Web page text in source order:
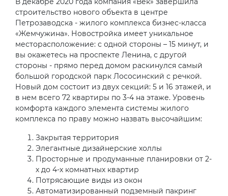
строительство нового объекта в центре
Петрозаводска - жилого комплекса бизнес-класса
«Жемчужина». Новостройка имеет уникальное
месторасположение: с одной стороны – 15 минут, и
вы окажетесь на проспекте Ленина, с другой
стороны - прямо перед домом раскинулся самый
большой городской парк Лососинский с речкой.
Новый дом состоит из двух секций: 5 и 16 этажей, и
в нем всего 72 квартиры по 3-4 на этаже. Уровень
комфорта каждого элемента системы жилого
комплекса по праву можно назвать высочайшим:
Закрытая территория
Элегантные дизайнерские холлы
Просторные и продуманные планировки от 2-
х до 4-х комнатных квартир
Потрясающие виды из окон
Автоматизированный подземный пакринг